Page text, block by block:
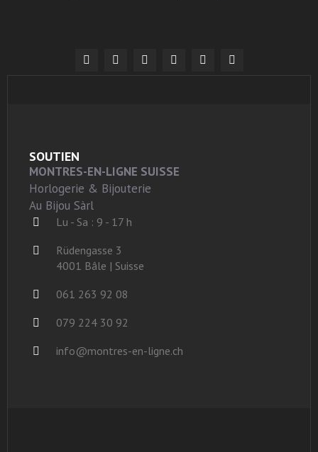
SOUTIEN
MONTRES-EN-LIGNE SUISSE
Horlogerie & Bijouterie
Au Bijou Sàrl
Lu - Sa : 9 - 17 h
Rüdengasse 3
4001 Bâle | Suisse
061 263 92 08
079 224 30 92
info@montres-en-ligne.ch